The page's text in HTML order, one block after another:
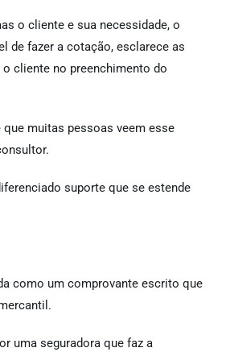
o cliente e sua necessidade, o
de fazer a cotação, esclarece as
cliente no preenchimento do
muitas pessoas veem esse
suporte que se estende
como um comprovante escrito que
uma seguradora que faz a